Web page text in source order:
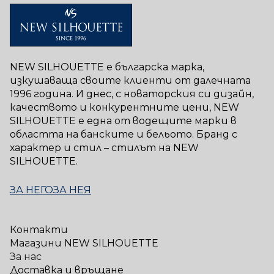
NEW SILHOUETTE е българска марка,
изкушаваща своите клиенти от далечната
1996 година. И днес, с новаторския си дизайн,
качеството и конкурентните цени, NEW
SILHOUETTE е една от водещите марки в
областта на банските и бельото. Бранд с
характер и стил – стилът на NEW
SILHOUETTE.
ЗА НЕГОЗА НЕЯ
Контакти
Магазини NEW SILHOUETTE
За нас
Доставка и връщане